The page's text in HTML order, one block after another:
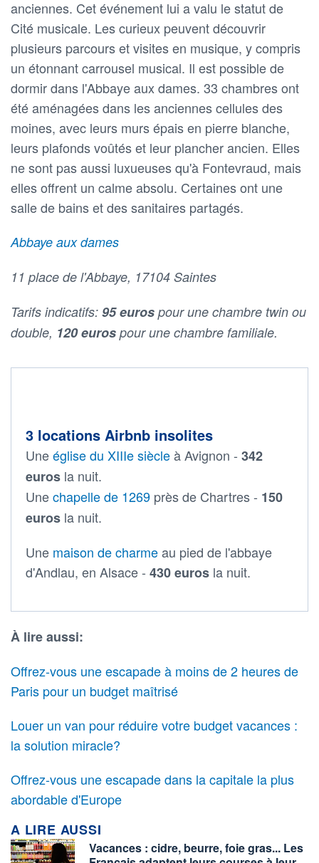
anciennes. Cet événement lui a valu le statut de
Cité musicale. Les curieux peuvent découvrir
plusieurs parcours et visites en musique, y compris
un étonnant carrousel musical. Il est possible de
dormir dans l'Abbaye aux dames. 33 chambres ont
été aménagées dans les anciennes cellules des
moines, avec leurs murs épais en pierre blanche,
leurs plafonds voûtés et leur plancher ancien. Elles
ne sont pas aussi luxueuses qu'à Fontevraud, mais
elles offrent un calme absolu. Certaines ont une
salle de bains et des sanitaires partagés.
Abbaye aux dames
11 place de l'Abbaye, 17104 Saintes
Tarifs indicatifs: 95 euros pour une chambre twin ou
double, 120 euros pour une chambre familiale.
3 locations Airbnb insolites
Uneéglise du XIIIe siècleà Avignon - 342
euros la nuit.
Unechapelle de 1269 près de Chartres - 150
euros la nuit.
Une maison de charmeau pied de l'abbaye
d'Andlau, en Alsace - 430 euros la nuit.
À lire aussi:
Offrez-vous une escapade à moins de 2 heures de
Paris pour un budget maîtrisé
Louer un van pour réduire votre budget vacances :
la solution miracle?
Offrez-vous une escapade dans la capitale la plus
abordable d'Europe
A LIRE AUSSI
Vacances : cidre, beurre, foie gras... Les